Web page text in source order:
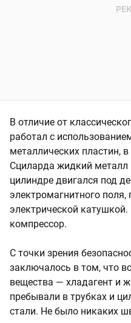
В отличие от
работал с
металлических пластин,
Сциларда жидкий металл
цилиндре двигался под
электромагнитного поля,
электрической
компрессор.
С точки зрения
заключалось в том, что
вещества — хладагент и
пребывали в трубках и
стали. Не было никаких